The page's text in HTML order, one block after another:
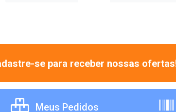
se para receber nossas
Meus Pedidos